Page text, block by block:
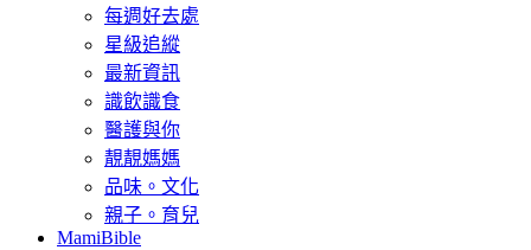
每週好去處
星級追縱
最新資訊
識飲識食
醫護與你
靚靚媽媽
品味。文化
親子。育兒
MamiBible